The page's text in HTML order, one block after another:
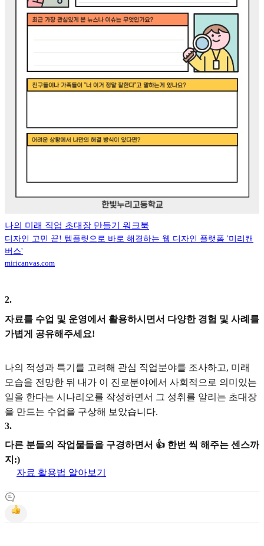
나의 미래 직업 초대장 만들기 워크북
디자인 고민 끝! 템플릿으로 바로 해결하는 웹 디자인 플랫폼 '미리캔
버스'
miricanvas.com
2.
자료를 수업 및 운영에서 활용하시면서 다양한 경험 및 사례를
가볍게 공유해주세요!
나의 적성과 특기를 고려해 관심 직업분야를 조사하고, 미래
모습을 전망한 뒤 내가 이 진로분야에서 사회적으로 의미있는
일을 한다는 시나리오를 작성하면서 그 성취를 알리는 초대장
을 만드는 수업을 구상해 보았습니다.
3.
다른 분들의 작업물들을 구경하면서 👍 한번 씩 해주는 센스까
지:)
자료 활용법 알아보기